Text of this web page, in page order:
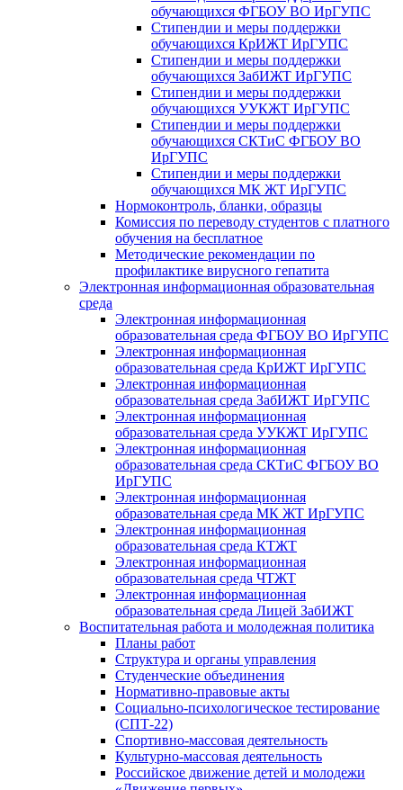
обучающихся ФГБОУ ВО ИрГУПС
Стипендии и меры поддержки
обучающихся КрИЖТ ИрГУПС
Стипендии и меры поддержки
обучающихся ЗабИЖТ ИрГУПС
Стипендии и меры поддержки
обучающихся УУКЖТ ИрГУПС
Стипендии и меры поддержки
обучающихся СКТиС ФГБОУ ВО
ИрГУПС
Стипендии и меры поддержки
обучающихся МК ЖТ ИрГУПС
Нормоконтроль, бланки, образцы
Комиссия по переводу студентов с платного
обучения на бесплатное
Методические рекомендации по
профилактике вирусного гепатита
Электронная информационная образовательная
среда
Электронная информационная
образовательная среда ФГБОУ ВО ИрГУПС
Электронная информационная
образовательная среда КрИЖТ ИрГУПС
Электронная информационная
образовательная среда ЗабИЖТ ИрГУПС
Электронная информационная
образовательная среда УУКЖТ ИрГУПС
Электронная информационная
образовательная среда СКТиС ФГБОУ ВО
ИрГУПС
Электронная информационная
образовательная среда МК ЖТ ИрГУПС
Электронная информационная
образовательная среда КТЖТ
Электронная информационная
образовательная среда ЧТЖТ
Электронная информационная
образовательная среда Лицей ЗабИЖТ
Воспитательная работа и молодежная политика
Планы работ
Структура и органы управления
Студенческие объединения
Нормативно-правовые акты
Социально-психологическое тестирование
(СПТ-22)
Спортивно-массовая деятельность
Культурно-массовая деятельность
Российское движение детей и молодежи